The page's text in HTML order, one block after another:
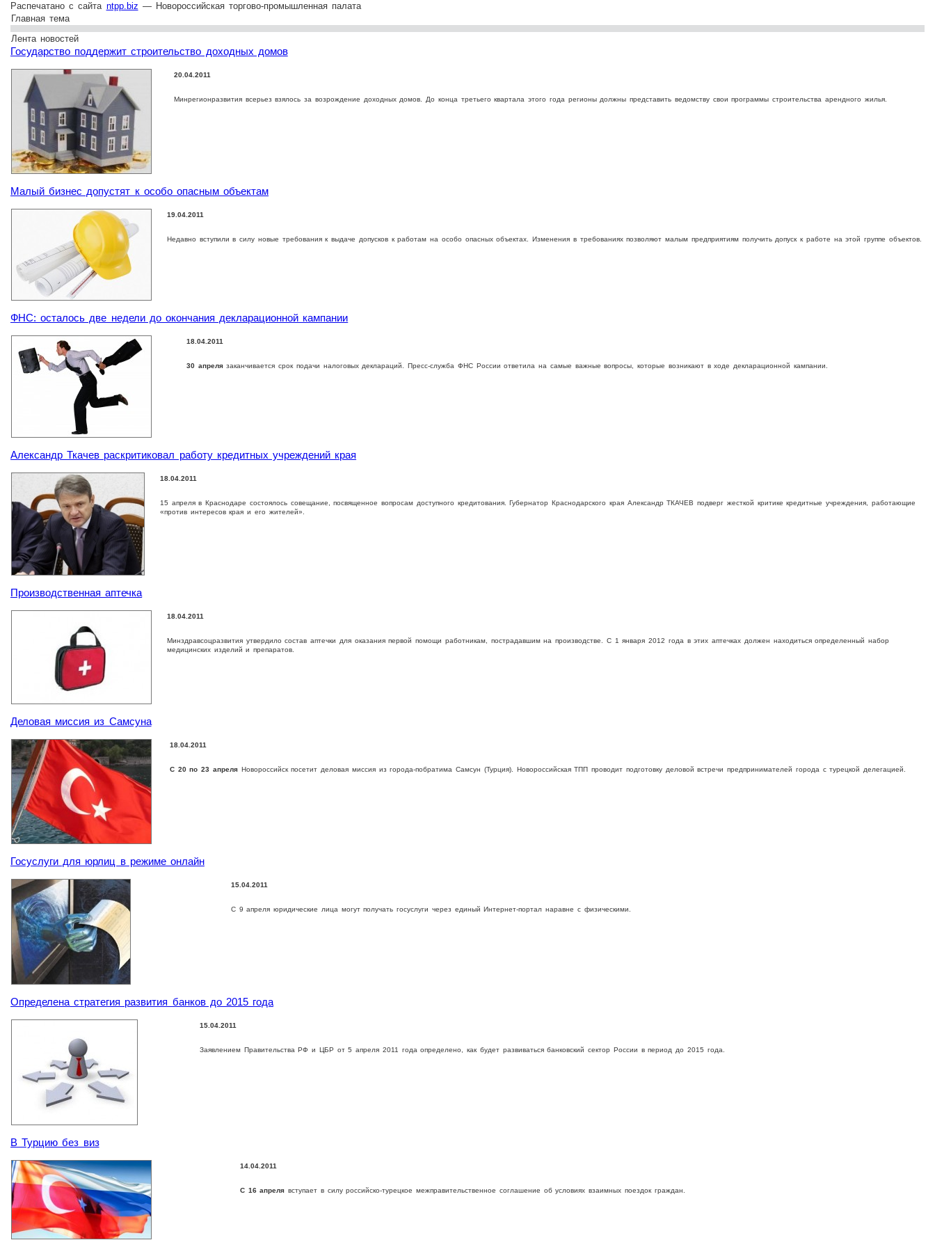
Распечатано с сайта ntpp.biz — Новороссийская торгово-промышленная палата
Главная тема
Лента новостей
Государство поддержит строительство доходных домов
20.04.2011
Минрегионразвития всерьез взялось за возрождение доходных домов. До конца третьего квартала этого года регионы должны представить ведомству свои программы строительства арендного жилья.
Малый бизнес допустят к особо опасным объектам
19.04.2011
Недавно вступили в силу новые требования к выдаче допусков к работам на особо опасных объектах. Изменения в требованиях позволяют малым предприятиям получить допуск к работе на этой группе объектов.
ФНС: осталось две недели до окончания декларационной кампании
18.04.2011
30 апрелязаканчивается срок подачи налоговых деклараций. Пресс-служба ФНС России ответила на самые важные вопросы, которые возникают в ходе декларационной кампании.
Александр Ткачев раскритиковал работу кредитных учреждений края
18.04.2011
15 апреля в Краснодаре состоялось совещание, посвященное вопросам доступного кредитования. Губернатор Краснодарского края Александр ТКАЧЕВ подверг жесткой критике кредитные учреждения, работающие
«против интересов края и его жителей».
Производственная аптечка
18.04.2011
Минздравсоцразвития утвердило состав аптечки для оказания первой помощи работникам, пострадавшим на производстве. С 1 января 2012 года в этих аптечках должен находиться определенный набор
медицинских изделий и препаратов.
Деловая миссия из Самсуна
18.04.2011
С 20 по 23 апреляНовороссийск посетит деловая миссия из города-побратима Самсун (Турция). Новороссийская ТПП проводит подготовку деловой встречи предпринимателей города с турецкой делегацией.
Госуслуги для юрлиц в режиме онлайн
15.04.2011
С 9 апреля юридические лица могут получать госуслуги через единый Интернет-портал наравне с физическими.
Определена стратегия развития банков до 2015 года
15.04.2011
Заявлением Правительства РФ и ЦБР от 5 апреля 2011 года определено, как будет развиваться банковский сектор России в период до 2015 года.
В Турцию без виз
14.04.2011
С 16 апреля вступает в силу российско-турецкое межправительственное соглашение об условиях взаимных поездок граждан.